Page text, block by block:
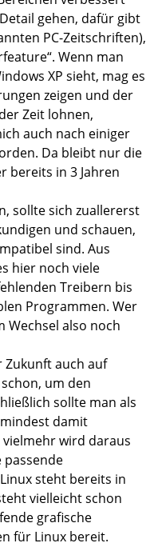
gehen, dafür gibt
PC-Zeitschriften),
Wenn man
XP sieht, mag es
zeigen und der
Zeit lohnen,
auch nach einiger
Da bleibt nur die
bereits in 3 Jahren
sollte sich zuallererst
und schauen,
sind. Aus
hier noch viele
Treibern bis
Programmen. Wer
Wechsel also noch
Zukunft auch auf
um den
sollte man als
damit
wird daraus
steht bereits in
vielleicht schon
grafische
für Linux bereit.